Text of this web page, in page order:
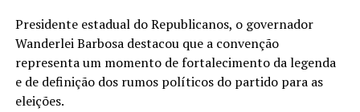
Presidente estadual do Republicanos, o governador
Wanderlei Barbosa destacou que a convenção
representa um momento de fortalecimento da legenda
e de definição dos rumos políticos do partido para as
eleições.